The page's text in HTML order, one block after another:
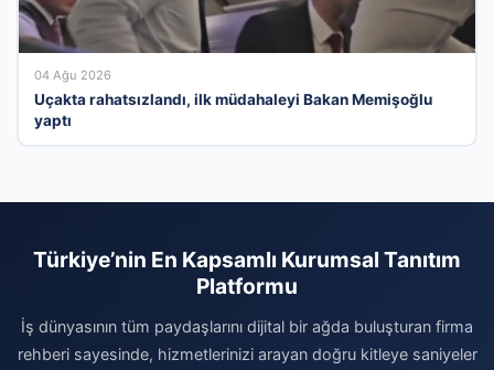
04 Ağu 2026
Uçakta rahatsızlandı, ilk müdahaleyi Bakan Memişoğlu
yaptı
Türkiye’nin En Kapsamlı Kurumsal Tanıtım
Platformu
İş dünyasının tüm paydaşlarını dijital bir ağda buluşturan firma
rehberi sayesinde, hizmetlerinizi arayan doğru kitleye saniyeler